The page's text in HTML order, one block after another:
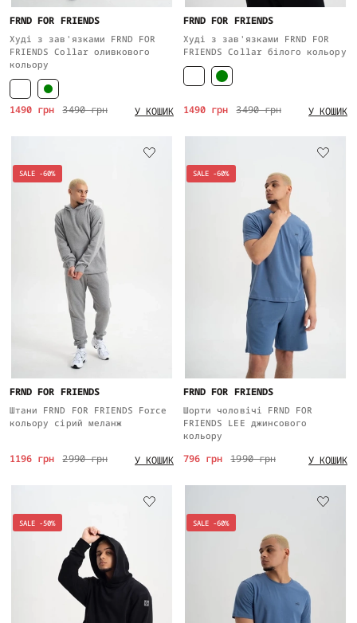
FRND FOR FRIENDS
Худі з зав'язками FRND FOR
FRIENDS Collar оливкового
кольору
3490 грн
1490 грн У КОШИК
FRND FOR FRIENDS
Худі з зав'язками FRND FOR
FRIENDS Collar білого кольору
3490 грн
1490 грн У КОШИК
SALE -60%
FRND FOR FRIENDS
Штани FRND FOR FRIENDS Force
кольору сірий меланж
2990 грн
1196 грн У КОШИК
SALE -60%
FRND FOR FRIENDS
Шорти чоловічі FRND FOR
FRIENDS LEE джинсового
кольору
1990 грн
796 грн У КОШИК
SALE -50% SALE -60%